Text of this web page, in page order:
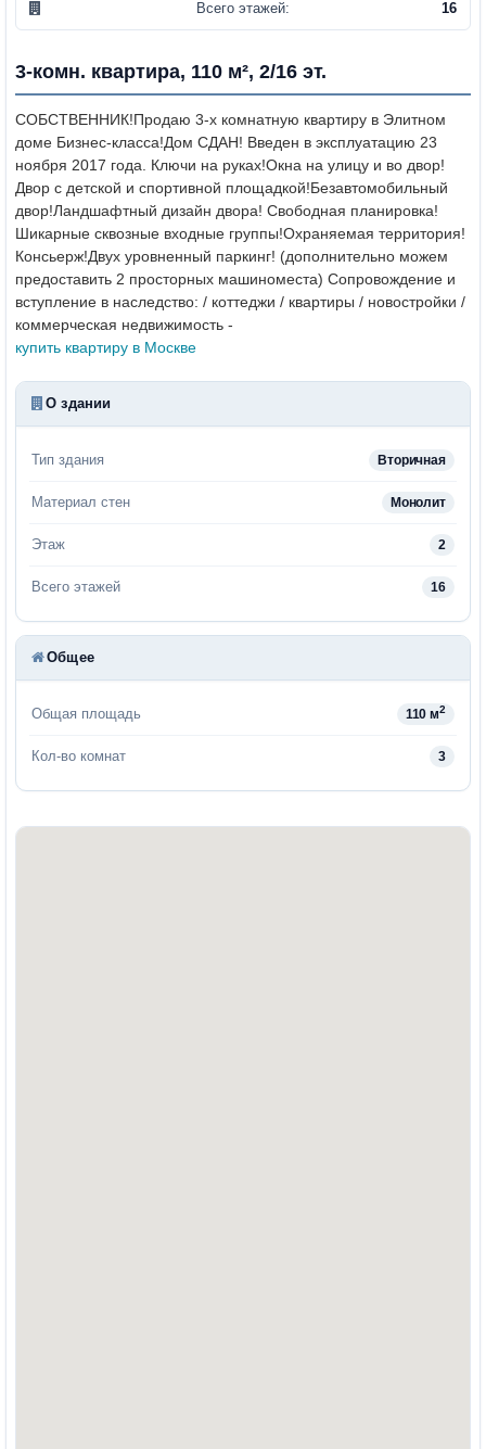
Всего этажей: 16
3-комн. квартира, 110 м², 2/16 эт.
СОБСТВЕННИК!Продаю 3-х комнатную квартиру в Элитном
доме Бизнес-класса!Дом СДАН! Введен в эксплуатацию 23
ноября 2017 года. Ключи на руках!Окна на улицу и во двор!
Двор с детской и спортивной площадкой!Безавтомобильный
двор!Ландшафтный дизайн двора! Свободная планировка!
Шикарные сквозные входные группы!Охраняемая территория!
Консьерж!Двух уровненный паркинг! (дополнительно можем
предоставить 2 просторных машиноместа) Сопровождение и
вступление в наследство: / коттеджи / квартиры / новостройки /
коммерческая недвижимость -
купить квартиру в Москве
О здании
Тип здания Вторичная
Материал стен Монолит
Этаж 2
Всего этажей 16
Общее
Общая площадь 110 м2
Кол-во комнат 3